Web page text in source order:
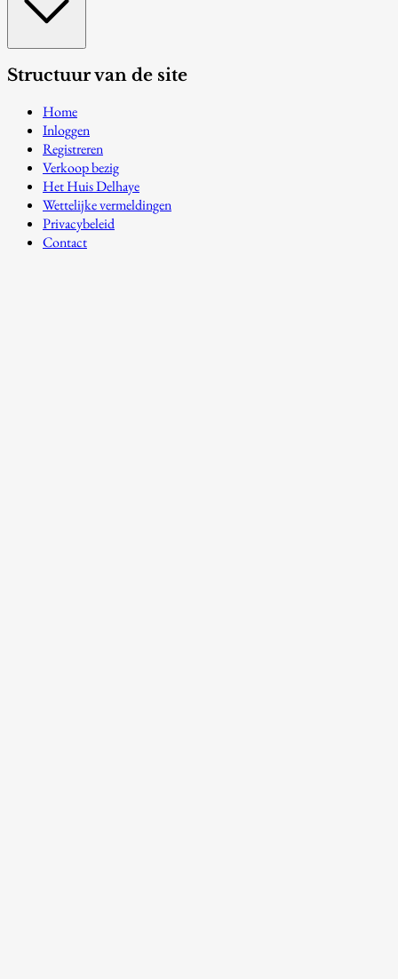
Structuur van de site
Home
Inloggen
Registreren
Verkoop bezig
Het Huis Delhaye
Wettelijke vermeldingen
Privacybeleid
Contact